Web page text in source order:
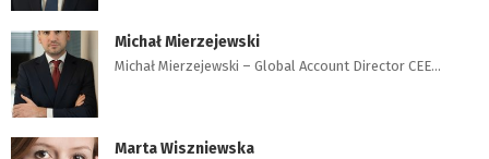
Michał Mierzejewski
Michał Mierzejewski – Global Account Director CEE…
Marta Wiszniewska